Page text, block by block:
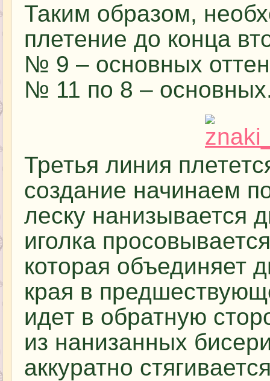
Таким образом,
плетение до конца
№ 9 – основных
№ 11 по 8 –
Третья линия
создание начинаем
леску нанизывается
иголка
которая объединяет
края в
идет в обратную
из нанизанных
аккуратно